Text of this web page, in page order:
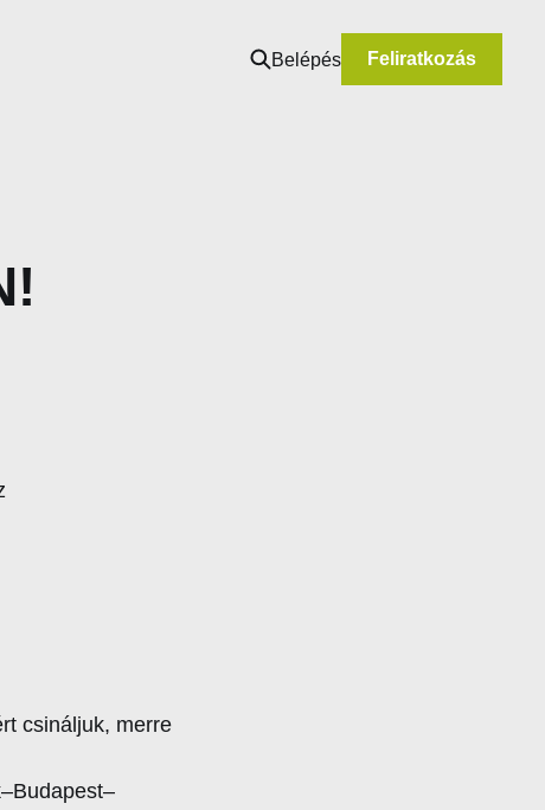
Belépés Feliratkozás
csináljuk, merre